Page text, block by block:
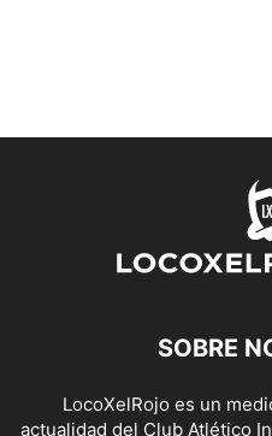
SOBRE
LocoXelRojo es un
actualidad del Club Atlético